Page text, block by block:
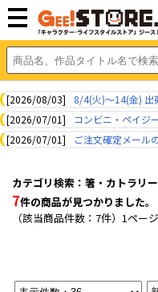
[2026/08/03]
8/4(火)～14(金) 出
[2026/07/01]
コンビニ・ペイジ
[2026/07/01]
ご注文確定メール
カテゴリ検索：箸・カトラリー
7件の商品が見つかりました。
（該当商品件数：7件）1ペー